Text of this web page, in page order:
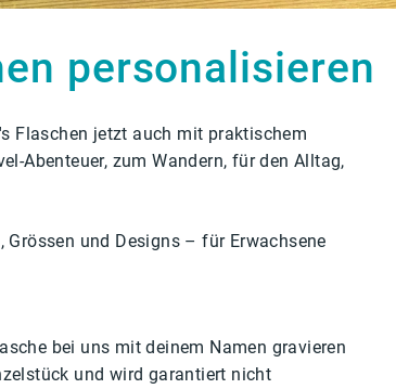
personalisieren
Flaschen jetzt auch mit praktischem
Abenteuer, zum Wandern, für den Alltag,
und Designs – für Erwachsene
bei uns mit deinem Namen gravieren
und wird garantiert nicht